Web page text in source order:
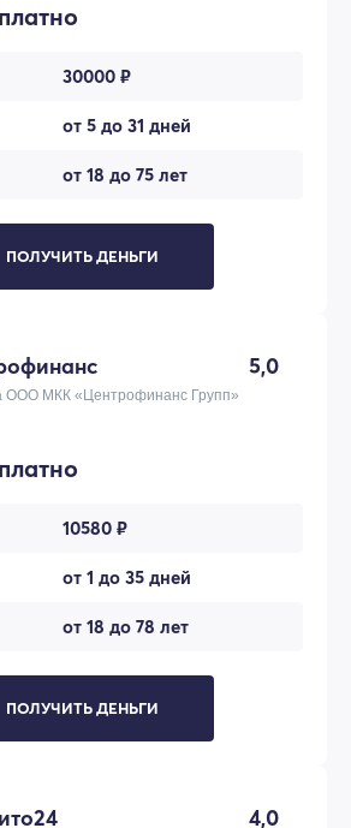
30000 ₽
от 5 до 31 дней
от 18 до 75 лет
ПОЛУЧИТЬ ДЕНЬГИ
5,0
ООО МКК «Центрофинанс Групп»
10580 ₽
от 1 до 35 дней
от 18 до 78 лет
ПОЛУЧИТЬ ДЕНЬГИ
4,0